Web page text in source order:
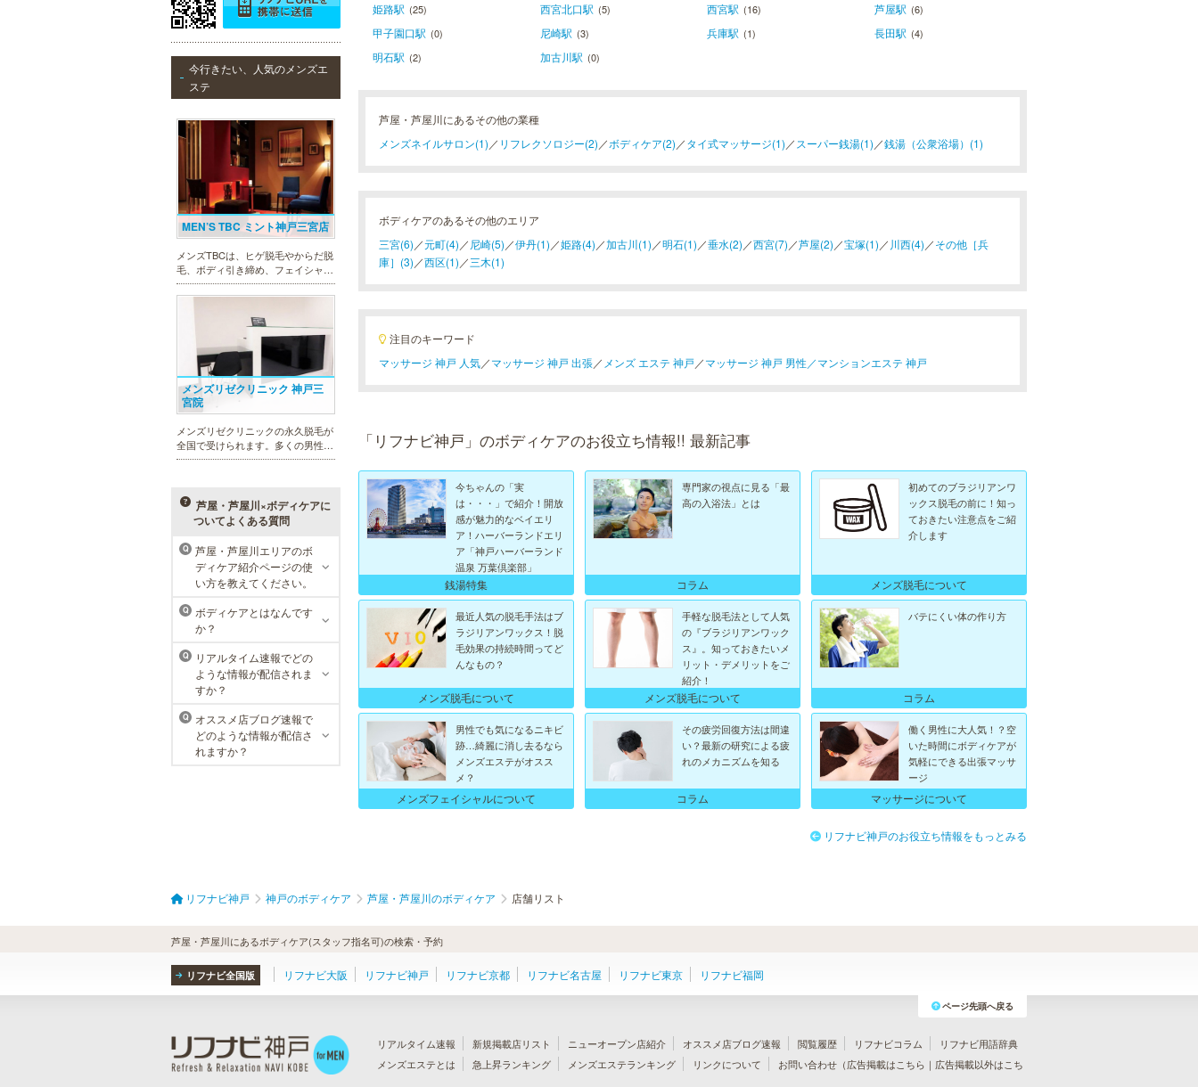
今行きたい、人気のメンズエ
ステ
MEN’S TBC ミント神戸三宮店
メンズTBCは、ヒゲ脱毛やからだ脱
毛、ボディ引き締め、フェイシャル
等、清潔感を保ちたい方や、お手入
れを楽に済ませたい方を全力でサポ
用意し、お待ちしております。
メンズリゼクリニック 神戸三
宮院
メンズリゼクリニックの永久脱毛が
全国で受けられます。多くの男性患
者様にご支持頂き、新宿1院から始
るクリニックになりました。
ラ・パルレ 神戸本店
ラ・パルレでは、脱毛、フェイシャ
ルや引き締め、アロマトリートメン
ト、本格的なダイエットコース等、
幅広いメニューでお客様の美を応
援。初めてで不安という方には、初
回限定体験コースも多数取り揃えて
おります。
芦屋・芦屋川×ボディケアに
ついてよくある質問
Q
芦屋・芦屋川エリアのボ
ディケア紹介ページの使
い方を教えてください。
Q
ボディケアとはなんです
か？
Q
リアルタイム速報でどの
ような情報が配信されま
すか？
Q
オススメ店ブログ速報で
どのような情報が配信さ
れますか？
姫路駅 (25) 西宮北口駅 (5) 西宮駅 (16) 芦屋駅 (6)
甲子園口駅 (0) 尼崎駅 (3) 兵庫駅 (1) 長田駅 (4)
明石駅 (2) 加古川駅 (0)
芦屋・芦屋川にあるその他の業種
メンズネイルサロン(1) ／ リフレクソロジー(2) ／ボディケア(2) ／タイ式マッサージ(1) ／ スーパー銭湯(1) ／銭湯（公衆浴場）(1)
ボディケアのあるその他のエリア
三宮(6) ／元町(4) ／ 尼崎(5) ／伊丹(1) ／姫路(4) ／加古川(1) ／明石(1) ／垂水(2) ／西宮(7) ／芦屋(2) ／宝塚(1) ／ 川西(4) ／その他［兵
庫］(3) ／西区(1) ／三木(1)
注目のキーワード
マッサージ 神戸 人気／マッサージ 神戸 出張／ メンズ エステ 神戸／マッサージ 神戸 男性／マンションエステ 神戸
「リフナビ神戸」のボディケアのお役立ち情報!! 最新記事
今ちゃんの「実
は・・・」で紹介！開放
感が魅力的なベイエリ
ア！ハーバーランドエリ
ア「神戸ハーバーランド
温泉 万葉倶楽部」
銭湯特集
専門家の視点に見る「最
高の入浴法」とは
コラム
初めてのブラジリアンワ
ックス脱毛の前に！知っ
ておきたい注意点をご紹
介します
メンズ脱毛について
最近人気の脱毛手法はブ
ラジリアンワックス！脱
毛効果の持続時間ってど
んなもの？
メンズ脱毛について
手軽な脱毛法として人気
の『ブラジリアンワック
ス』。知っておきたいメ
リット・デメリットをご
紹介！
メンズ脱毛について
バテにくい体の作り方
コラム
男性でも気になるニキビ
跡…綺麗に消し去るなら
メンズエステがオスス
メ？
メンズフェイシャルについて
その疲労回復方法は間違
い？最新の研究による疲
れのメカニズムを知る
コラム
働く男性に大人気！？空
いた時間にボディケアが
気軽にできる出張マッサ
ージ
マッサージについて
リフナビ神戸のお役立ち情報をもっとみる
リフナビ神戸 神戸のボディケア 芦屋・芦屋川のボディケア 店舗リスト
芦屋・芦屋川にあるボディケア(スタッフ指名可)の検索・予約
リフナビ全国版 リフナビ大阪 リフナビ神戸 リフナビ京都 リフナビ名古屋 リフナビ東京 リフナビ福岡
ページ先頭へ戻る
リアルタイム速報 新規掲載店リスト ニューオープン店紹介 オススメ店ブログ速報 閲覧履歴 リフナビコラム
リフナビ用語辞典
メンズエステとは
急上昇ランキング メンズエステランキング リンクについて お問い合わせ（広告掲載はこちら ｜ 広告掲載以外はこち